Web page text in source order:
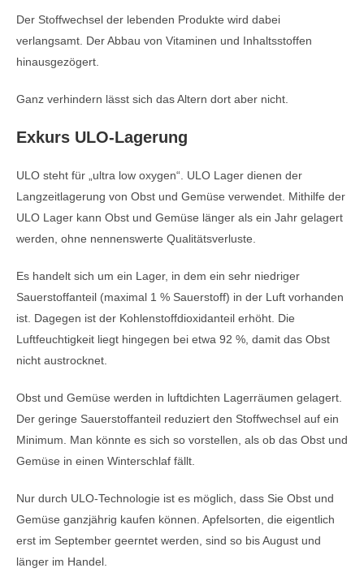
Der Stoffwechsel der lebenden Produkte wird dabei
verlangsamt. Der Abbau von Vitaminen und Inhaltsstoffen
hinausgezögert.
Ganz verhindern lässt sich das Altern dort aber nicht.
Exkurs ULO-Lagerung
ULO steht für „ultra low oxygen“. ULO Lager dienen der
Langzeitlagerung von Obst und Gemüse verwendet. Mithilfe der
ULO Lager kann Obst und Gemüse länger als ein Jahr gelagert
werden, ohne nennenswerte Qualitätsverluste.
Es handelt sich um ein Lager, in dem ein sehr niedriger
Sauerstoffanteil (maximal 1 % Sauerstoff) in der Luft vorhanden
ist. Dagegen ist der Kohlenstoffdioxidanteil erhöht. Die
Luftfeuchtigkeit liegt hingegen bei etwa 92 %, damit das Obst
nicht austrocknet.
Obst und Gemüse werden in luftdichten Lagerräumen gelagert.
Der geringe Sauerstoffanteil reduziert den Stoffwechsel auf ein
Minimum. Man könnte es sich so vorstellen, als ob das Obst und
Gemüse in einen Winterschlaf fällt.
Nur durch ULO-Technologie ist es möglich, dass Sie Obst und
Gemüse ganzjährig kaufen können. Apfelsorten, die eigentlich
erst im September geerntet werden, sind so bis August und
länger im Handel.